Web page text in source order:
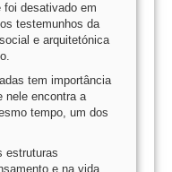
desativado em
testemunhos da
e arquitetónica
tem importância
nele encontra a
tempo, um dos
estruturas
e na vida